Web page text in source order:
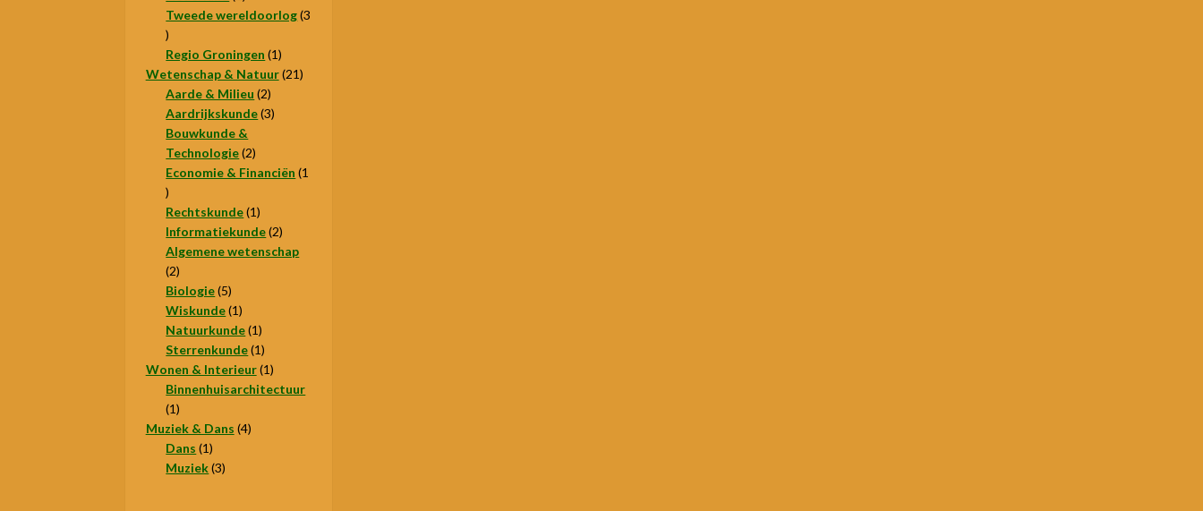
producten
Tweede wereldoorlog 3
3
producten
Regio Groningen 11
product
Wetenschap & Natuur 2121
Aarde & Milieu 22
producten
Aardrijkskunde 33
Bouwkunde &
Technologie 22
producten
Economie & Financiën 1
1
product
Rechtskunde 11
product
Informatiekunde 22
producten
Algemene wetenschap
22
producten
Biologie 55
producten
Wiskunde 11
product
Natuurkunde 11
product
Sterrenkunde 11
product
Wonen & Interieur 11
product
Binnenhuisarchitectuur
11
product
Muziek & Dans 44
Dans 11
product
Muziek 33